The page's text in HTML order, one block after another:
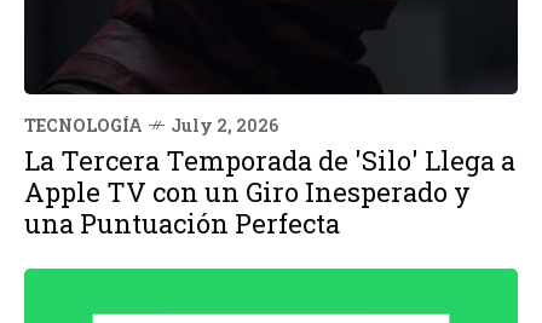
TECNOLOGÍA July 2, 2026
La Tercera Temporada de 'Silo' Llega a
Apple TV con un Giro Inesperado y
una Puntuación Perfecta